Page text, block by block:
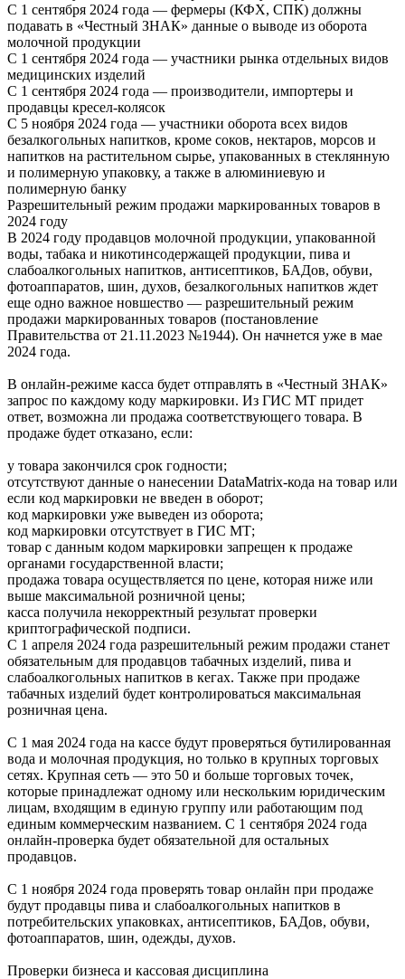
С 1 сентября 2024 года — фермеры (КФХ, СПК) должны
подавать в «Честный ЗНАК» данные о выводе из оборота
молочной продукции
С 1 сентября 2024 года — участники рынка отдельных видов
медицинских изделий
С 1 сентября 2024 года — производители, импортеры и
продавцы кресел-колясок
С 5 ноября 2024 года — участники оборота всех видов
безалкогольных напитков, кроме соков, нектаров, морсов и
напитков на растительном сырье, упакованных в стеклянную
и полимерную упаковку, а также в алюминиевую и
полимерную банку
Разрешительный режим продажи маркированных товаров в
2024 году
В 2024 году продавцов молочной продукции, упакованной
воды, табака и никотинсодержащей продукции, пива и
слабоалкогольных напитков, антисептиков, БАДов, обуви,
фотоаппаратов, шин, духов, безалкогольных напитков ждет
еще одно важное новшество — разрешительный режим
продажи маркированных товаров (постановление
Правительства от 21.11.2023 №1944). Он начнется уже в мае
2024 года.
В онлайн-режиме касса будет отправлять в «Честный ЗНАК»
запрос по каждому коду маркировки. Из ГИС МТ придет
ответ, возможна ли продажа соответствующего товара. В
продаже будет отказано, если:
у товара закончился срок годности;
отсутствуют данные о нанесении DataMatrix-кода на товар или
если код маркировки не введен в оборот;
код маркировки уже выведен из оборота;
код маркировки отсутствует в ГИС МТ;
товар с данным кодом маркировки запрещен к продаже
органами государственной власти;
продажа товара осуществляется по цене, которая ниже или
выше максимальной розничной цены;
касса получила некорректный результат проверки
криптографической подписи.
С 1 апреля 2024 года разрешительный режим продажи станет
обязательным для продавцов табачных изделий, пива и
слабоалкогольных напитков в кегах. Также при продаже
табачных изделий будет контролироваться максимальная
розничная цена.
С 1 мая 2024 года на кассе будут проверяться бутилированная
вода и молочная продукция, но только в крупных торговых
сетях. Крупная сеть — это 50 и больше торговых точек,
которые принадлежат одному или нескольким юридическим
лицам, входящим в единую группу или работающим под
единым коммерческим названием. С 1 сентября 2024 года
онлайн-проверка будет обязательной для остальных
продавцов.
С 1 ноября 2024 года проверять товар онлайн при продаже
будут продавцы пива и слабоалкогольных напитков в
потребительских упаковках, антисептиков, БАДов, обуви,
фотоаппаратов, шин, одежды, духов.
Проверки бизнеса и кассовая дисциплина